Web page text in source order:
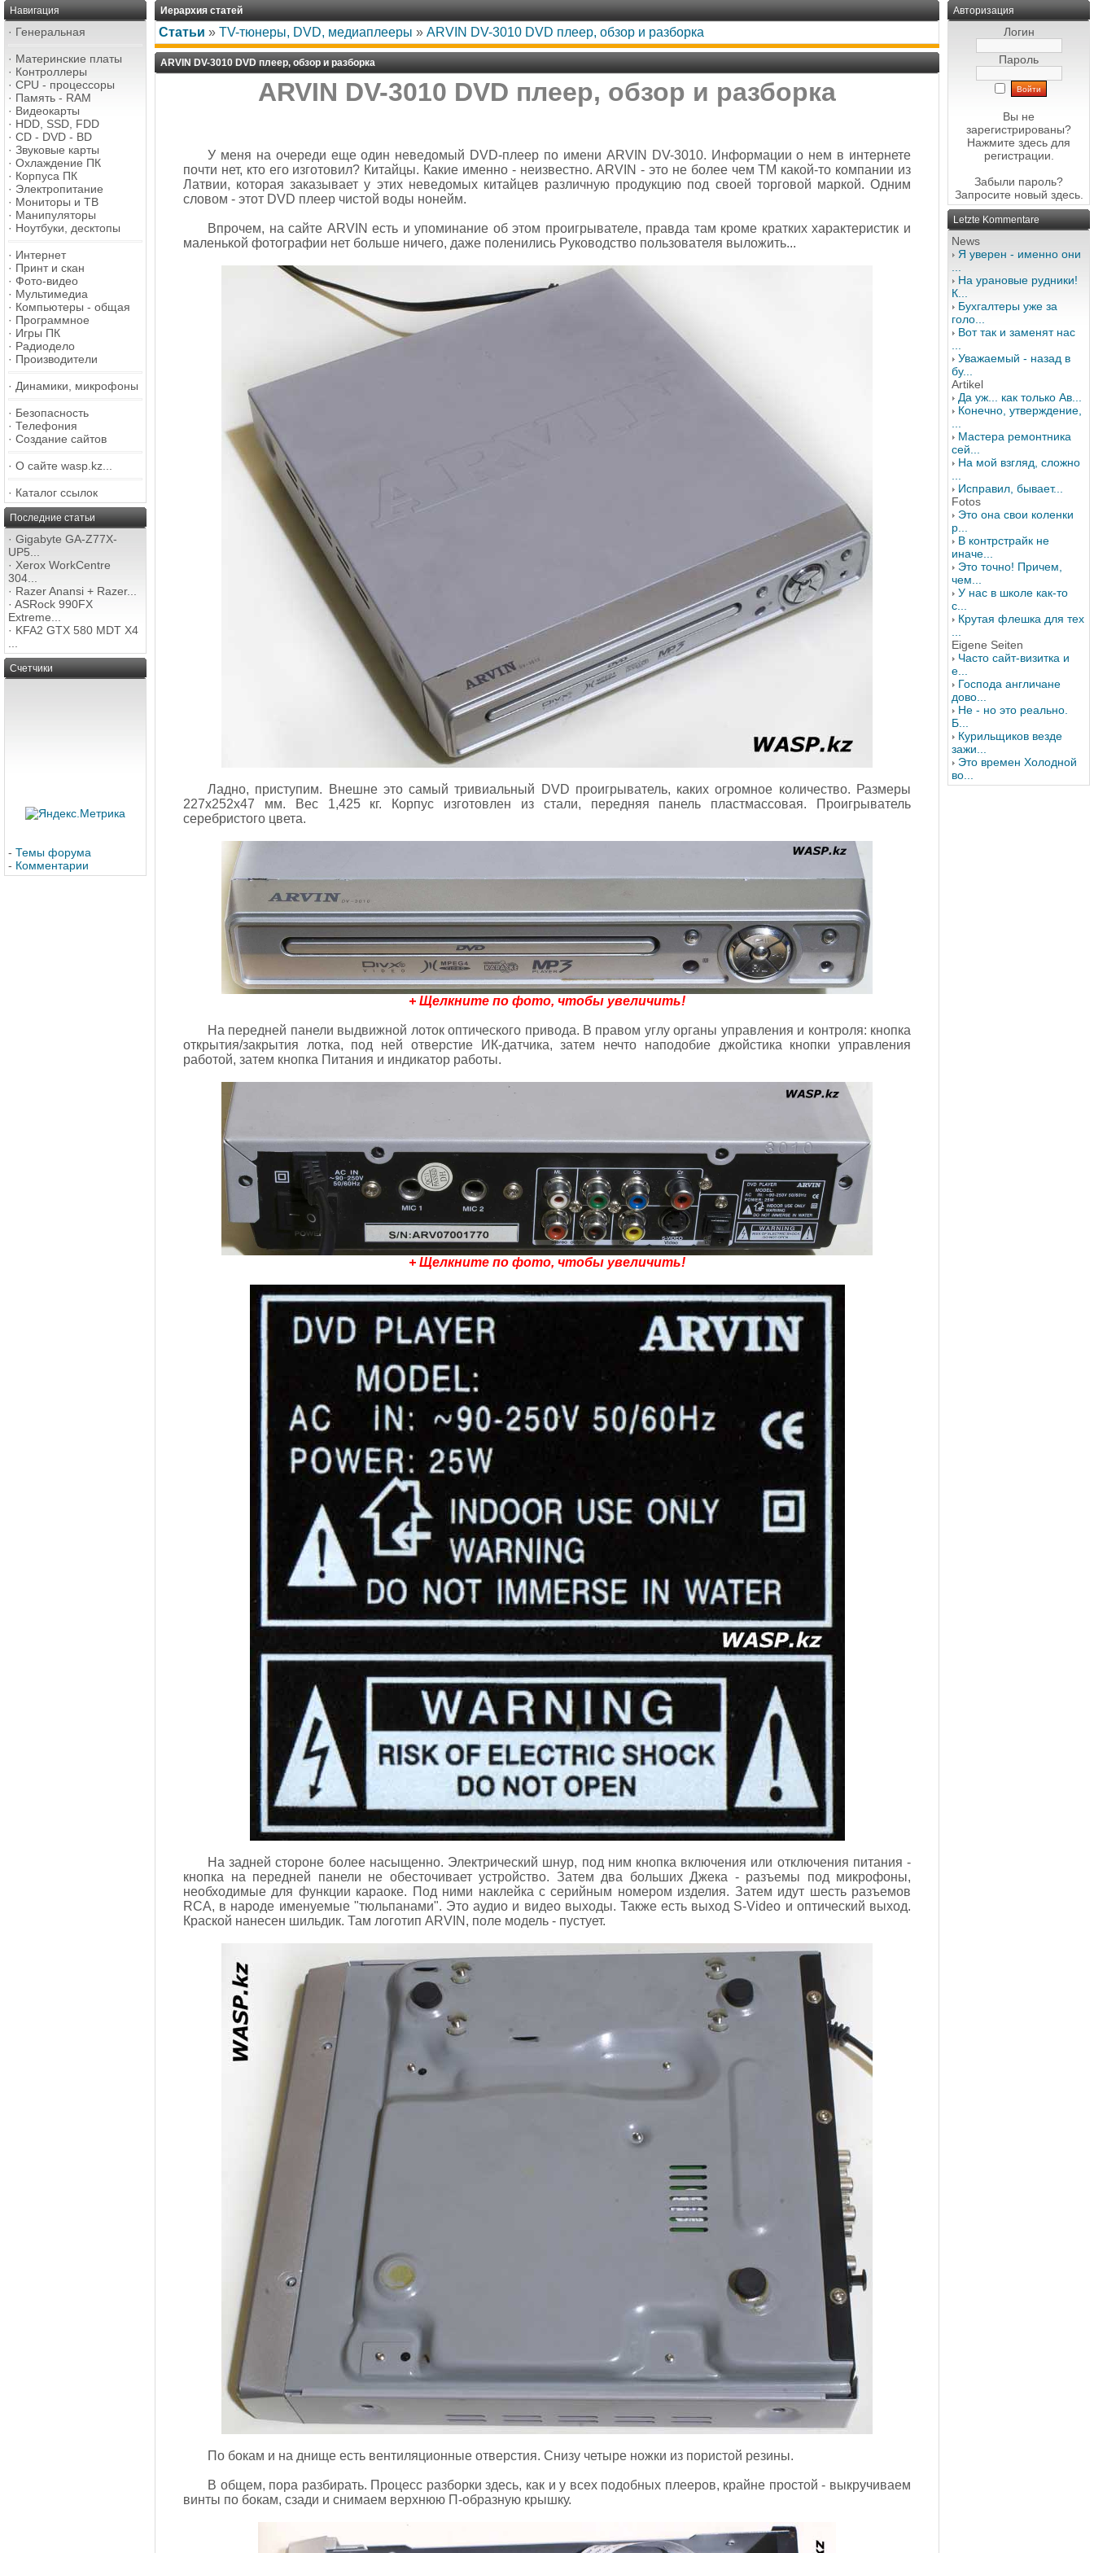
Навигация
· Генеральная
· Материнские платы
· Контроллеры
· CPU - процессоры
· Память - RAM
· Видеокарты
· HDD, SSD, FDD
· CD - DVD - BD
· Звуковые карты
· Охлаждение ПК
· Корпуса ПК
· Электропитание
· Мониторы и ТВ
· Манипуляторы
· Ноутбуки, десктопы
· Интернет
· Принт и скан
· Фото-видео
· Мультимедиа
· Компьютеры - общая
· Программное
· Игры ПК
· Радиодело
· Производители
· Динамики, микрофоны
· Безопасность
· Телефония
· Создание сайтов
· О сайте wasp.kz...
· Каталог ссылок
Последние статьи
· Gigabyte GA-Z77X-
UP5...
· Xerox WorkCentre
304...
· Razer Anansi + Razer...
· ASRock 990FX
Extreme...
· KFA2 GTX 580 MDT X4
Счетчики
- Темы форума
- Комментарии
Иерархия статей
Статьи » TV-тюнеры, DVD, медиаплееры » ARVIN DV-3010 DVD плеер, обзор и разборка
ARVIN DV-3010 DVD плеер, обзор и разборка
ARVIN DV-3010 DVD плеер, обзор и разборка
У меня на очереди еще один неведомый DVD-плеер по имени ARVIN DV-3010. Информации о нем в интернете
почти нет, кто его изготовил? Китайцы. Какие именно - неизвестно. ARVIN - это не более чем ТМ какой-то компании из
Латвии, которая заказывает у этих неведомых китайцев различную продукцию под своей торговой маркой. Одним
словом - этот DVD плеер чистой воды нонейм.
Впрочем, на сайте ARVIN есть и упоминание об этом проигрывателе, правда там кроме кратких характеристик и
маленькой фотографии нет больше ничего, даже поленились Руководство пользователя выложить...
Ладно, приступим. Внешне это самый тривиальный DVD проигрыватель, каких огромное количество. Размеры
227х252х47 мм. Вес 1,425 кг. Корпус изготовлен из стали, передняя панель пластмассовая. Проигрыватель
серебристого цвета.
+ Щелкните по фото, чтобы увеличить!
На передней панели выдвижной лоток оптического привода. В правом углу органы управления и контроля: кнопка
открытия/закрытия лотка, под ней отверстие ИК-датчика, затем нечто наподобие джойстика кнопки управления
работой, затем кнопка Питания и индикатор работы.
+ Щелкните по фото, чтобы увеличить!
На задней стороне более насыщенно. Электрический шнур, под ним кнопка включения или отключения питания -
кнопка на передней панели не обесточивает устройство. Затем два больших Джека - разъемы под микрофоны,
необходимые для функции караоке. Под ними наклейка с серийным номером изделия. Затем идут шесть разъемов
RCA, в народе именуемые "тюльпанами". Это аудио и видео выходы. Также есть выход S-Video и оптический выход.
Краской нанесен шильдик. Там логотип ARVIN, поле модель - пустует.
По бокам и на днище есть вентиляционные отверстия. Снизу четыре ножки из пористой резины.
В общем, пора разбирать. Процесс разборки здесь, как и у всех подобных плееров, крайне простой - выкручиваем
винты по бокам, сзади и снимаем верхнюю П-образную крышку.
Авторизация
Логин
Пароль
Вы не
зарегистрированы?
Нажмите здесь для
регистрации.
Забыли пароль?
Запросите новый здесь.
Letzte Kommentare
News
Я уверен - именно они
На урановые рудники!
К...
Бухгалтеры уже за
голо...
Вот так и заменят нас
Уважаемый - назад в
бу...
Artikel
Да уж... как только Ав...
Конечно, утверждение,
Мастера ремонтника
сей...
На мой взгляд, сложно
Исправил, бывает...
Fotos
Это она свои коленки
р...
В контрстрайк не
иначе...
Это точно! Причем,
чем...
У нас в школе как-то
с...
Крутая флешка для тех
Eigene Seiten
Часто сайт-визитка и
е...
Господа англичане
дово...
Не - но это реально.
Б...
Курильщиков везде
зажи...
Это времен Холодной
во...